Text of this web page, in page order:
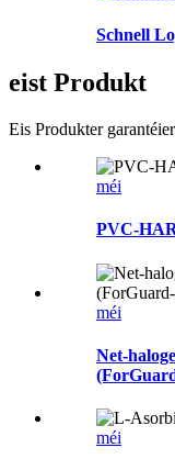
Schnell
eist Produkt
Eis Produkter
méi
PVC-
méi
Net-
méi